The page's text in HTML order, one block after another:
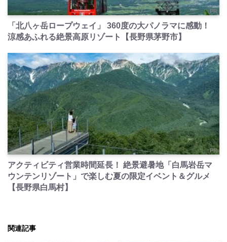
PR
「北八ヶ岳ロープウェイ」 360度の大パノラマに感動！
涼感あふれる絶景高原リゾート【長野県茅野市】
PR
アクティビティ営業時間延長！ 絶景避暑地「白馬岩岳マ
ウンテンリゾート」で楽しむ夏の限定イベント＆グルメ
【長野県白馬村】
関連記事